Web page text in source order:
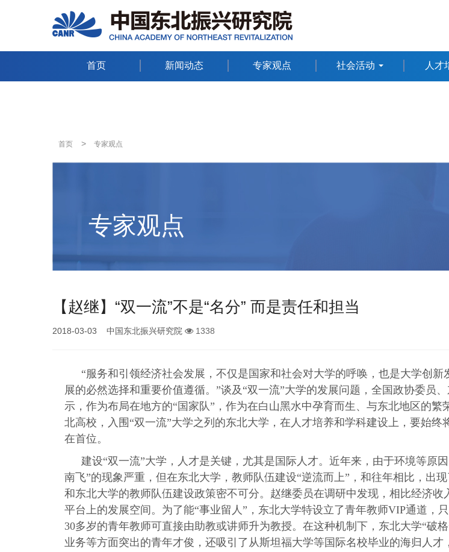
首页 新闻动态 专家观点 社会活动 人才
首页 > 专家观点
专家观点
【赵继】“双一流”不是“名分” 而是责任和担当
2018-03-03 中国东北振兴研究院 1338
“服务和引领经济社会发展，不仅是国家和社会对大学的呼唤，也是大学创新
展的必然选择和重要价值遵循。”谈及“双一流”大学的发展问题，全国政协委员
示，作为布局在地方的“国家队”，作为在白山黑水中孕育而生、与东北地区的繁
北高校，入围“双一流”大学之列的东北大学，在人才培养和学科建设上，要始终
在首位。
建设“双一流”大学，人才是关键，尤其是国际人才。近年来，由于环境等原
南飞”的现象严重，但在东北大学，教师队伍建设“逆流而上”，和往年相比，出
和东北大学的教师队伍建设政策密不可分。赵继委员在调研中发现，相比经济收
平台上的发展空间。为了能“事业留人”，东北大学特设立了青年教师VIP通道，
30多岁的青年教师可直接由助教或讲师升为教授。在这种机制下，东北大学“破
业务等方面突出的青年才俊，还吸引了从斯坦福大学等国际名校毕业的海归人才